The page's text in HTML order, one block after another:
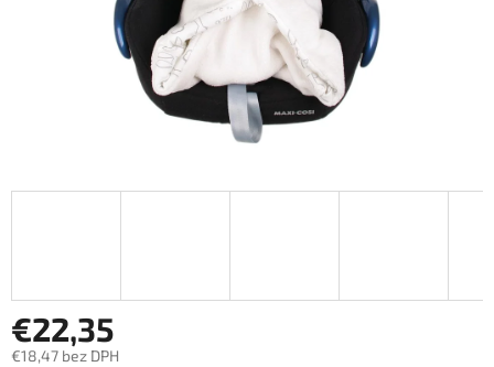
€22,35
€18,47 bez DPH